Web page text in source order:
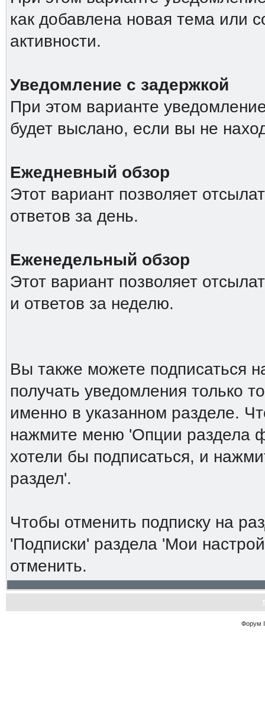
как добавлена новая тема или
активности.
Уведомление с задержкой
При этом варианте
будет выслано, если вы не
Ежедневный обзор
Этот вариант позволяет
ответов за день.
Еженедельный обзор
Этот вариант позволяет
и ответов за неделю.
Вы также можете подписаться
получать уведомления только
именно в указанном разделе.
нажмите меню 'Опции раздела
хотели бы подписаться, и
раздел'.
Чтобы отменить подписку на
'Подписки' раздела 'Мои
отменить.
Форум